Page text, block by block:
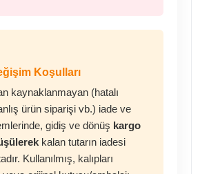
Koşulları
kaynaklanmayan (hatalı
ürün siparişi vb.) iade ve
gidiş ve dönüş kargo
kalan tutarın iadesi
Kullanılmış, kalıpları